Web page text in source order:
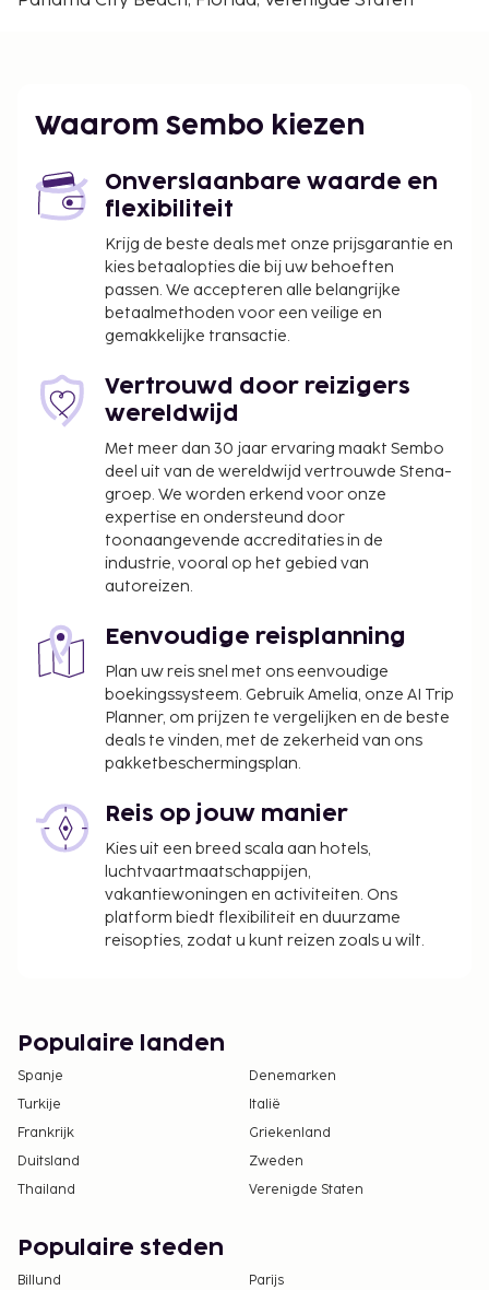
De volgende kosten dienen bij de accommodatie te
toepasselijke belastingen zijn:
Borgsom in voorjaarsvakantie: USD 500 per
verblijf (bij verblijven tussen 07 maart en 15
We hebben alle kosten vermeld die de
accommodatie aan ons heeft doorgegeven.
Waarom Sembo kiezen
Onverslaanbare waarde en
flexibiliteit
Krijg de beste deals met onze prijsgarantie en
kies betaalopties die bij uw behoeften
passen. We accepteren alle belangrijke
betaalmethoden voor een veilige en
gemakkelijke transactie.
Vertrouwd door reizigers
wereldwijd
Met meer dan 30 jaar ervaring maakt Sembo
deel uit van de wereldwijd vertrouwde Stena-
groep. We worden erkend voor onze
expertise en ondersteund door
toonaangevende accreditaties in de
industrie, vooral op het gebied van
autoreizen.
Eenvoudige reisplanning
Plan uw reis snel met ons eenvoudige
boekingssysteem. Gebruik Amelia, onze AI Trip
Planner, om prijzen te vergelijken en de beste
deals te vinden, met de zekerheid van ons
pakketbeschermingsplan.
Reis op jouw manier
Kies uit een breed scala aan hotels,
luchtvaartmaatschappijen,
vakantiewoningen en activiteiten. Ons
platform biedt flexibiliteit en duurzame
reisopties, zodat u kunt reizen zoals u wilt.
Populaire landen
Spanje
Denemarken
Turkije
Italië
Frankrijk
Griekenland
Duitsland
Zweden
Thailand
Verenigde Staten
Populaire steden
Billund
Parijs